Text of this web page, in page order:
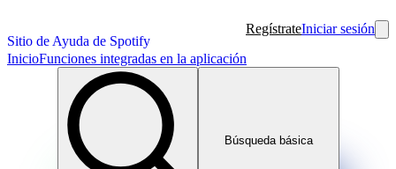
Sitio de Ayuda de Spotify
RegístrateIniciar sesión
InicioFunciones integradas en la aplicación
Búsqueda básica